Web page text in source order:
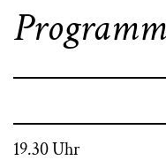
Programm
19.30 Uhr